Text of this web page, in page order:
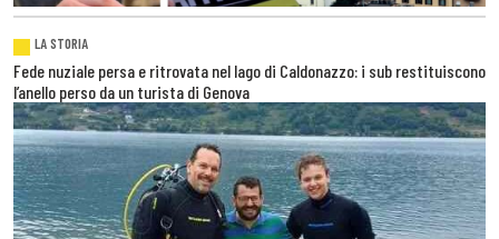
LA STORIA
Fede nuziale persa e ritrovata nel lago di Caldonazzo: i sub restituiscono
l’anello perso da un turista di Genova